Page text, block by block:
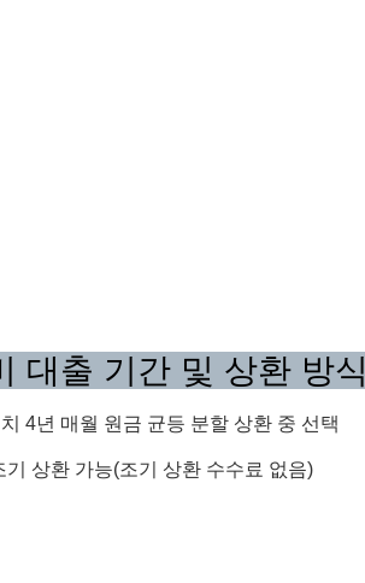
대출 기간 및 상환 방식
4년 매월 원금 균등 분할 상환 중 선택
상환 가능(조기 상환 수수료 없음)